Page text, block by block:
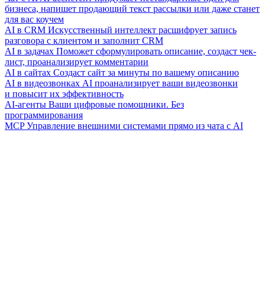
бизнеса, напишет продающий текст рассылки или даже станет
для вас коучем
AI в CRM Искусственный интеллект расшифрует запись
разговора с клиентом и заполнит CRM
AI в задачах Поможет сформулировать описание, создаст чек-
лист, проанализирует комментарии
AI в сайтах Создаст сайт за минуты по вашему описанию
AI в видеозвонках AI проанализирует ваши видеозвонки
и повысит их эффективность
AI-агенты Ваши цифровые помощники. Без
программирования
MCP Управление внешними системами прямо из чата с AI